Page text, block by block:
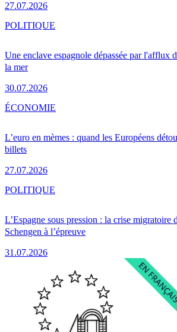
27.07.2026
Une enclave espagnole dépassée par l'afflux
la mer
30.07.2026
POLITIQUE
L’euro en mèmes : quand les Européens
billets
27.07.2026
ÉCONOMIE
L’Espagne sous pression : la crise migratoire
Schengen à l’épreuve
31.07.2026
POLITIQUE